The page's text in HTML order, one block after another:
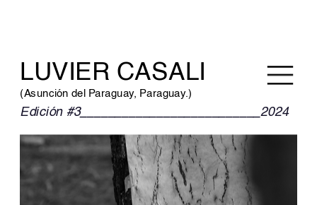
LUVIER CASALI
Edición #3__________________________2024
(Asunción del Paraguay, Paraguay.)